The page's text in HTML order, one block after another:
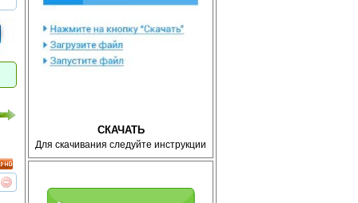
СКАЧАТЬ
Для скачивания следуйте инструкции
интересует